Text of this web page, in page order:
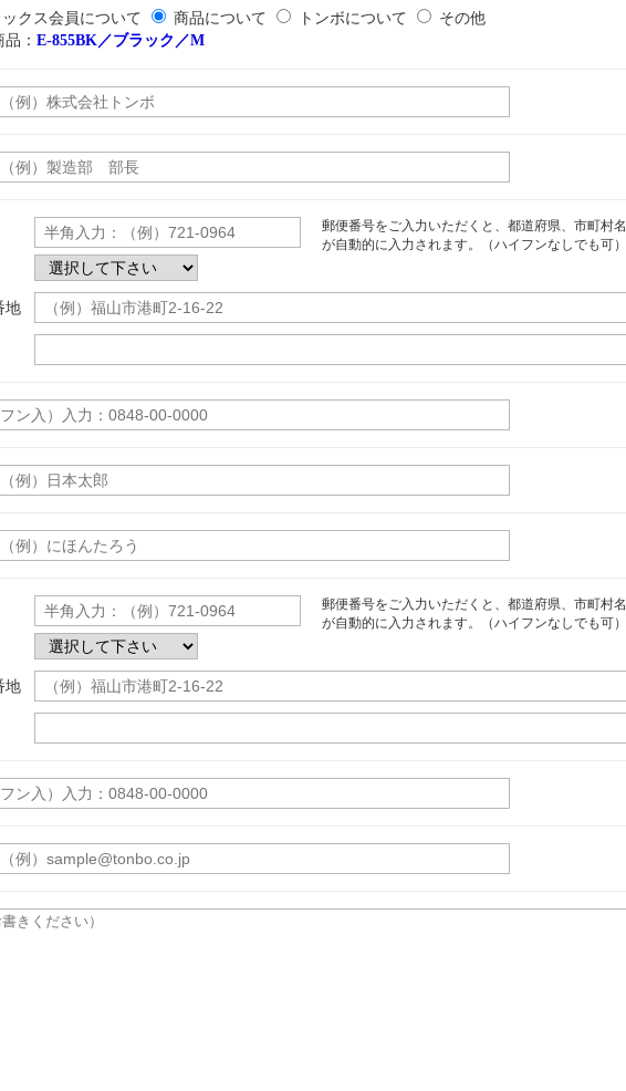
ックス会員について 商品について トンボについて
その他
： E-855BK／ブラック／M
郵便番号をご入力いただくと、都道府県、市町村名
が自動的に入力されます。（ハイフンなしでも可）
地
郵便番号をご入力いただくと、都道府県、市町村名
が自動的に入力されます。（ハイフンなしでも可）
地